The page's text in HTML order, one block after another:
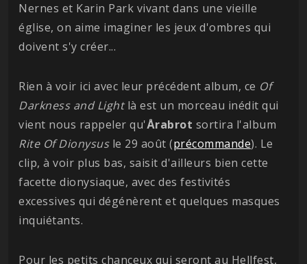
Nernes et Karin Park vivant dans une vieille
église, on aime imaginer les jeux d'ombres qui
doivent s'y créer...
Rien à voir ici avec leur précédent album, ce Of
Darkness and Lightlà est un morceau inédit qui
vient nous rappeler qu'Årabrot sortira l'album
Rite Of Dionysusle 29 août (précommande). Le
clip, à voir plus bas, saisit d'ailleurs bien cette
facette dionysiaque, avec des festivités
excessives qui dégénèrent et quelques masques
inquiétants.
Pour les petits chanceux qui seront au Hellfest,